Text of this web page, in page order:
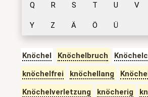
Q R S T U V
Y Z Ä Ö Ü
Knöchel Knöchelbruch
knöchelfrei
knöchellang
Knöchelverletzung
knöcherig